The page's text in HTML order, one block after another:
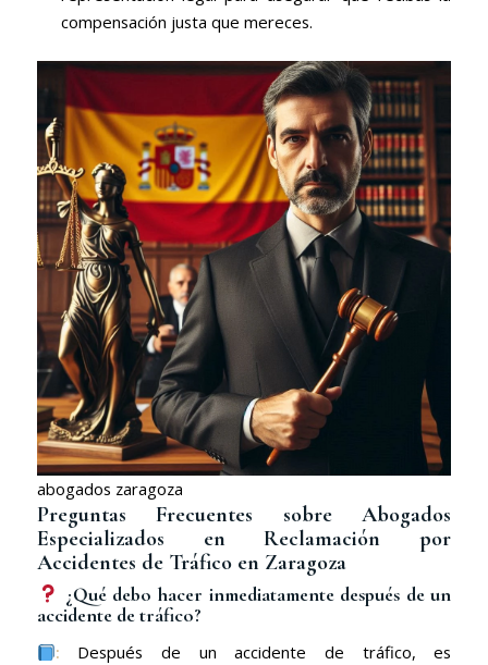
compensación justa que mereces.
abogados zaragoza
Preguntas Frecuentes sobre Abogados
Especializados en Reclamación por
Accidentes de Tráfico en Zaragoza
¿Qué debo hacer inmediatamente después de un
accidente de tráfico?
: Después de un accidente de tráfico, es